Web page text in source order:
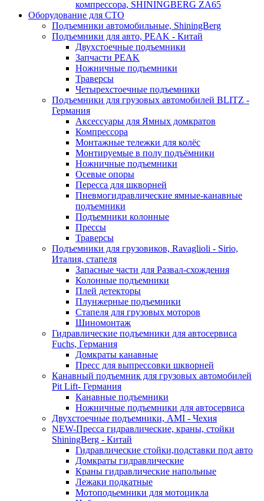
компрессора, SHININGBERG ZA65
Оборудование для СТО
Подъемники автомобильные, ShiningBerg
Подъемники для авто, PEAK - Китай
Двухстоечные подъемники
Запчасти PEAK
Ножничные подъемники
Траверсы
Четырехстоечные подъемники
Подъемники для грузовых автомобилей BLITZ -
Германия
Аксессуары для Ямных домкратов
Компрессора
Монтажные тележки для колёс
Монтируемые в полу подъёмники
Ножничные подъемники
Осевые опоры
Пересса для шкворней
Пневмогидравлические ямные-канавные
подъемники
Подъемники колонные
Прессы
Траверсы
Подъемники для грузовиков, Ravaglioli - Sirio,
Италия, стапеля
Запасные части для Развал-схождения
Колонные подъемники
Плей детекторы
Плунжерные подъемники
Стапеля для грузовых моторов
Шиномонтаж
Гидравлические подъемники для автосервиса
Fuchs, Германия
Домкраты канавные
Пресс для выпрессовки шкворней
Канавный подъемник для грузовых автомобилей
Pit Lift- Германия
Канавные подъемники
Ножничные подъемники для автосервиса
Двухстоечные подъемники, АМІ - Чехия
NEW-Пресса гидравлические, краны, стойки
ShiningBerg - Китай
Гидравлические стойки,подставки под авто
Домкраты гидравлические
Краны гидравлические напольные
Лежаки подкатные
Мотоподьемники для мотоцикла